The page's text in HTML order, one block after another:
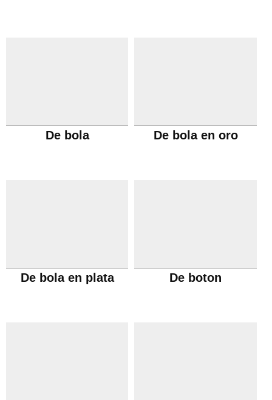
De bola De bola en oro
De bola en plata De boton